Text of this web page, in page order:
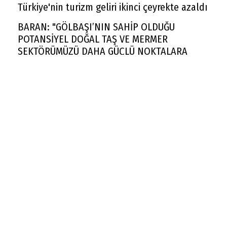
Türkiye'nin turizm geliri ikinci çeyrekte azaldı
BARAN: "GÖLBAŞI’NIN SAHİP OLDUĞU
POTANSİYEL DOĞAL TAŞ VE MERMER
SEKTÖRÜMÜZÜ DAHA GÜÇLÜ NOKTALARA